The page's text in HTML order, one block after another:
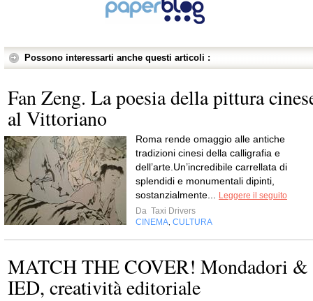
Possono interessarti anche questi articoli :
Fan Zeng. La poesia della pittura
al Vittoriano
Roma rende omaggio alle antiche
tradizioni cinesi della calligrafia e
dell’arte.Un’incredibile carrellata di
splendidi e monumentali dipinti,
sostanzialmente...
Leggere il seguito
Da Taxi Drivers
CINEMA CULTURA
MATCH THE COVER! Mondadori &
IED, creatività editoriale